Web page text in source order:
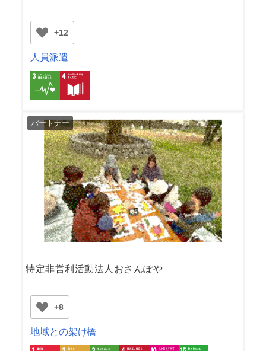
+12
人員派遣
パートナー
特定非営利活動法人おさんぽや
+8
地域との架け橋